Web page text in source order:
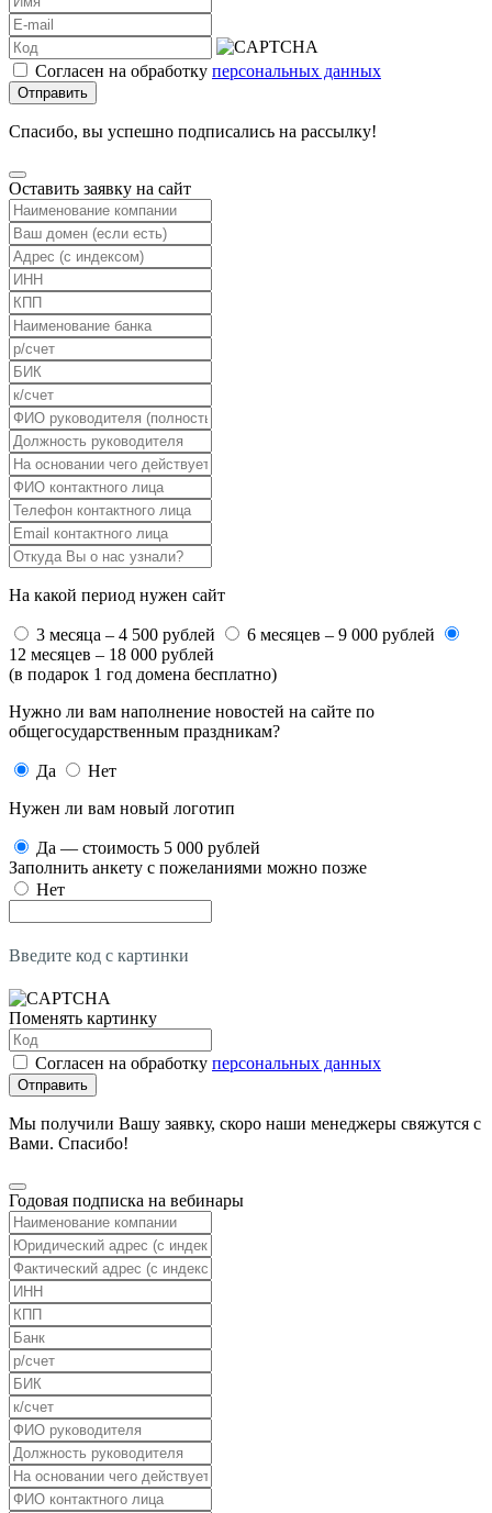
Согласен на обработку персональных данных
Отправить
Спасибо, вы успешно подписались на рассылку!
Оставить заявку на сайт
На какой период нужен сайт
3 месяца – 4 500 рублей
6 месяцев – 9 000 рублей
12 месяцев – 18 000 рублей
(в подарок 1 год домена бесплатно)
Нужно ли вам наполнение новостей на сайте по
общегосударственным праздникам?
Да
Нет
Нужен ли вам новый логотип
Да — стоимость 5 000 рублей
Заполнить анкету с пожеланиями можно позже
Нет
Введите код с картинки
Поменять картинку
Согласен на обработку персональных данных
Отправить
Мы получили Вашу заявку, скоро наши менеджеры свяжутся с
Вами. Спасибо!
Годовая подписка на вебинары